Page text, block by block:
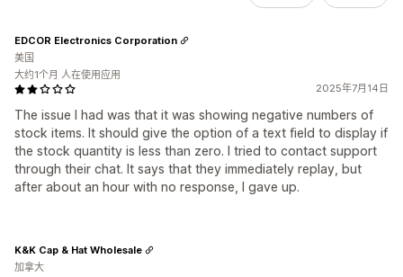
2025年7月14日
The issue I had was that it was showing negative numbers of
stock items. It should give the option of a text field to display if
the stock quantity is less than zero. I tried to contact support
through their chat. It says that they immediately replay, but
after about an hour with no response, I gave up.
EDCOR Electronics Corporation
美国
大约1个月 人在使用应用
K&K Cap & Hat Wholesale
加拿大